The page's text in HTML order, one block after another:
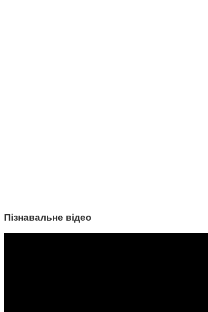
Пізнавальне відео